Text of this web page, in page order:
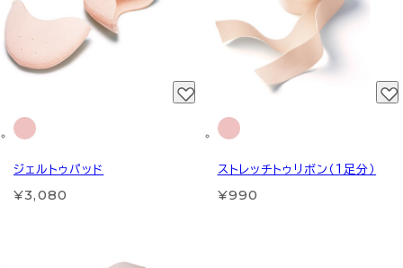
ジェルトゥパッド
¥3,080
ストレッチトゥリボン（1足分）
¥990